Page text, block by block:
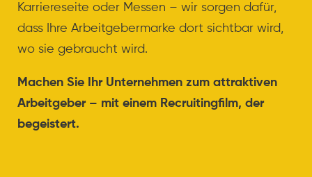
Karriereseite oder Messen – wir sorgen dafür,
dass Ihre Arbeitgebermarke dort sichtbar wird,
wo sie gebraucht wird.
Machen Sie Ihr Unternehmen zum attraktiven
Arbeitgeber – mit einem Recruitingfilm, der
begeistert.